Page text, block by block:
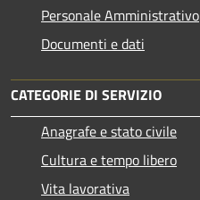
Personale Amministrativo
Documenti e dati
CATEGORIE DI SERVIZIO
Anagrafe e stato civile
Cultura e tempo libero
Vita lavorativa